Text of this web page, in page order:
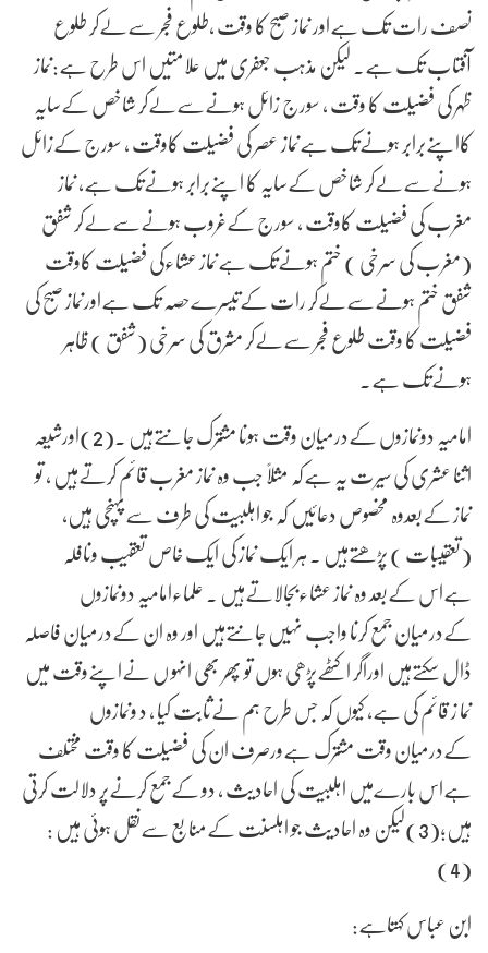
نصف رات تک ہےاور نماز صبح کا وقت ،طلوع فجر سےلےکر طلوع
آفتاب تک ہے۔ لیکن مذہب جعفری میں علامتیں اس طرح ہے:نماز
ظہر کی فضیلت کا وقت ، سورج زائل ہونےسےلےکر شاخص کےسایہ
کااپنےبرابر ہونےتک ہےنماز عصر کی فضیلت کاوقت ، سورج کےزائل
ہونےسےلےکر شاخص کےسایہ کا اپنےبرابر ہونےتک ہے، نماز
مغرب کی فضیلت کاوقت ، سورج کےغروب ہونےسےلےکر شفق
(مغرب کی سرخی ) ختم ہونےتک ہےنماز عشاءکی فضیلت کاوقت
شفق ختم ہونےسےلےکر رات کےتیسرےحصہ تک ہےاورنماز صبح کی
فضیلت کا وقت طلوع فجر سےلےکر مشرق کی سرخی (شفق ) ظاہر
ہونےتک ہے۔
امامیہ دونمازوں کےدرمیان وقت ہونا مشترک جانتےہیں ۔(2)اورشیعہ
اثنا عشری کی سیرت یہ ہےکہ مثلاً جب وہ نماز مغرب قائم کرتےہیں ، تو
نماز کےبعدوہ مخصوص دعائیں کہ جو اہلبیت کی طرف سےپہنچی ہیں،
(تعقیبات ) پڑھتےہیں ۔ ہر ایک نماز کی ایک خاص تعقیب ونافلہ
ہےاس کےبعد وہ نماز عشاءبجالاتےہیں ۔ علماءامامیہ دونمازوں
کےدرمیان جمع کرنا واجب نہیں جانتےہیں اور وہ ان کےدرمیان فاصلہ
ڈال سکتےہیں اوراگر اکٹھےپڑھی ہوں تو پھر بھی انہو ں نےاپنےوقت میں
نما ز قائم کی ہے، کیوں کہ جس طرح ہم نےثابت کیا ، د ونمازوں
کےدرمیان وقت مشترک ہےورصرف ان کی فضیلت کا وقت مختلف
ہےاس بارےمیں اہلبیت کی احادیث ، دو کےجمع کرنےپر دلالت کرتی
ہیں؛(3)لیکن وہ احادیث جو اہلسنت کےمنابع سےنقل ہوئی ہیں :
(4)
ابن عباس کہتاہے: